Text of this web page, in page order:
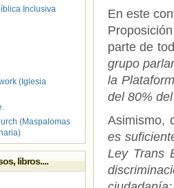
En este
parte de
grupo
la
del 80%
Asimismo,
es
Ley Trans
Inclusiva
(Iglesia
(Maspalomas
libros....